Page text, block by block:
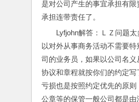
是对公司产生的事宜承担有
承担连带责任了。
Lyfjohn解答：ＬＺ问题
以对外从事商务活动不需要
司的业务员，如果以公司名义
协议和章程就按你们的约定写
亏损也是按照约定优先的原则
公章等的保管一般公司都是由